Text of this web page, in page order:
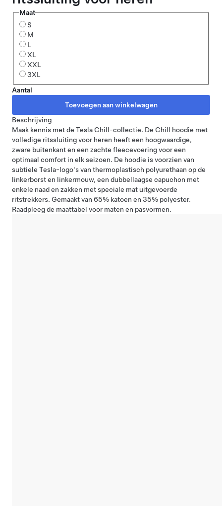
Maat
S
M
L
XL
XXL
3XL
Aantal
Beschrijving
Maak kennis met de Tesla Chill-collectie. De Chill hoodie met
volledige ritssluiting voor heren heeft een hoogwaardige,
zware buitenkant en een zachte fleecevoering voor een
optimaal comfort in elk seizoen. De hoodie is voorzien van
subtiele Tesla-logo's van thermoplastisch polyurethaan op de
linkerborst en linkermouw, een dubbellaagse capuchon met
enkele naad en zakken met speciale mat uitgevoerde
ritstrekkers. Gemaakt van 65% katoen en 35% polyester.
Raadpleegde maattabel voor maten en pasvormen.